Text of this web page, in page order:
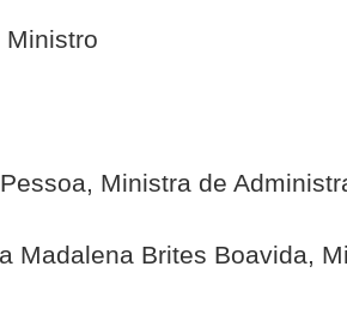
Ministro
Ministra de
Madalena Brites Boavida,